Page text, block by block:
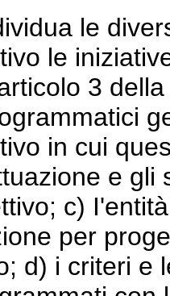
le
le
3
in cui
e gli
c)
per
d) i criteri e